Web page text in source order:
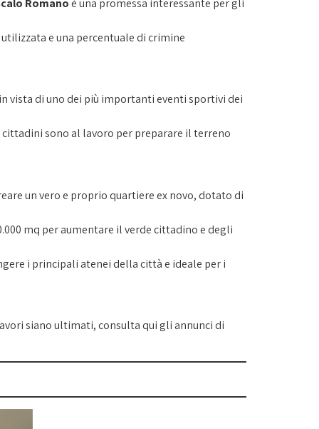
Romanoè una promessa interessante per gli
e una percentuale di crimine
vista di uno dei più importanti eventi sportivi dei
sono al lavoro per preparare il terreno
un vero e proprio quartiere ex novo, dotato di
mq per aumentare il verde cittadino e degli
i principali atenei della città e ideale per i
siano ultimati, consulta qui gli annunci di